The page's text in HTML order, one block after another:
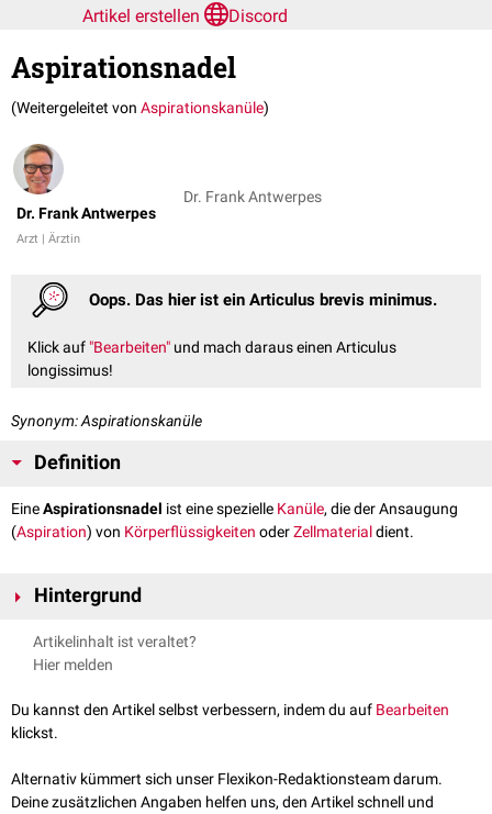
Artikel erstellen
Discord
Aspirationsnadel
(Weitergeleitet von Aspirationskanüle)
Dr. Frank Antwerpes
Arzt | Ärztin
Dr. Frank Antwerpes
Oops. Das hier ist ein Articulus brevis minimus.
Klick auf "Bearbeiten" und mach daraus einen Articulus
longissimus!
Synonym: Aspirationskanüle
Definition
EineAspirationsnadel ist eine spezielle Kanüle, die der Ansaugung
(Aspiration) von Körperflüssigkeiten oderZellmaterialdient.
Hintergrund
Feinnadelbiopsie
Artikelinhalt ist veraltet?
Hier melden
Du kannst den Artikel selbst verbessern, indem du auf Bearbeiten
klickst.
Alternativ kümmert sich unser Flexikon-Redaktionsteam darum.
Deine zusätzlichen Angaben helfen uns, den Artikel schnell und